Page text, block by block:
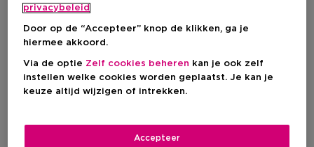
privacybeleid
Door op de “Accepteer” knop de klikken, ga je
hiermee akkoord.
Via de optie Zelf cookies beheren kan je ook zelf
instellen welke cookies worden geplaatst. Je kan je
keuze altijd wijzigen of intrekken.
Accepteer